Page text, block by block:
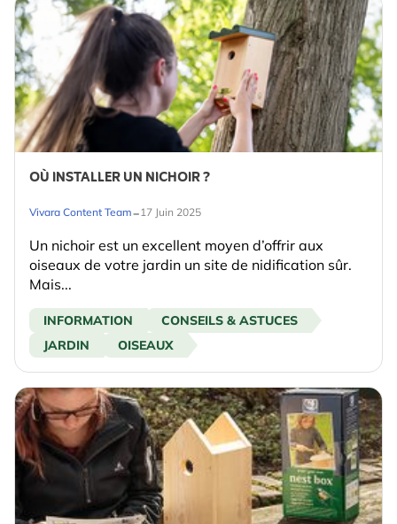
OÙ INSTALLER UN NICHOIR ?
Vivara Content Team-17 Juin 2025
Un nichoir est un excellent moyen d’offrir aux
oiseaux de votre jardin un site de nidification sûr.
Mais...
INFORMATION
CONSEILS & ASTUCES
JARDIN
OISEAUX